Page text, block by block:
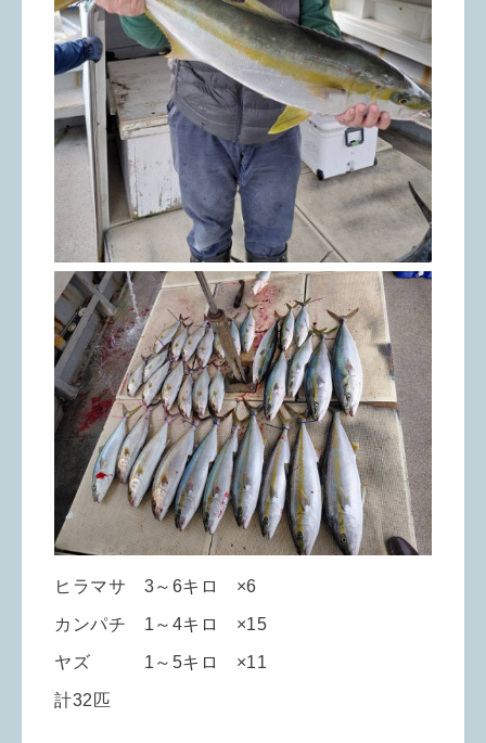
ヒラマサ 3～6キロ ×6
カンパチ 1～4キロ ×15
ヤズ 1～5キロ ×11
計32匹